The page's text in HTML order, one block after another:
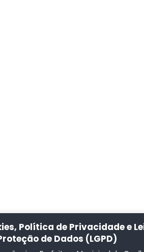
Política de Privacidade e
de Dados (LGPD)